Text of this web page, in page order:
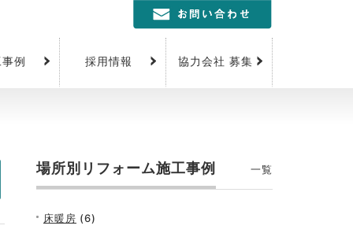
例 採用情報 協力会社 募集
場所別リフォーム施工事例
床暖房 (6)
一覧